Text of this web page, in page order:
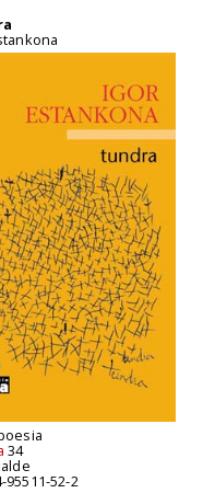
34
95511-52-2